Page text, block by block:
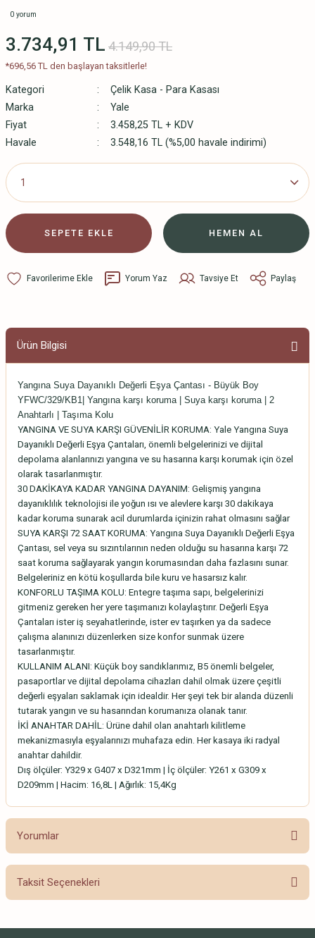
0 yorum
3.734,91 TL 4.149,90 TL
*696,56 TL den başlayan taksitlerle!
Kategori
Çelik Kasa - Para Kasası
Marka
Yale
Fiyat
3.458,25 TL + KDV
Havale
3.548,16 TL (%5,00 havale indirimi)
SEPETE EKLE HEMEN AL
Yorum Yaz Tavsiye Et Paylaş
Ürün Bilgisi
Yangına Suya Dayanıklı Değerli Eşya Çantası - Büyük Boy
YFWC/329/KB1| Yangına karşı koruma | Suya karşı koruma | 2
Anahtarlı | Taşıma Kolu
YANGINA VE SUYA KARŞI GÜVENİLİR KORUMA: Yale Yangına Suya
Dayanıklı Değerli Eşya Çantaları, önemli belgelerinizi ve dijital
depolama alanlarınızı yangına ve su hasarına karşı korumak için özel
olarak tasarlanmıştır.
30 DAKİKAYA KADAR YANGINA DAYANIM: Gelişmiş yangına
dayanıklılık teknolojisi ile yoğun ısı ve alevlere karşı 30 dakikaya
kadar koruma sunarak acil durumlarda içinizin rahat olmasını sağlar
SUYA KARŞI 72 SAAT KORUMA: Yangına Suya Dayanıklı Değerli Eşya
Çantası, sel veya su sızıntılarının neden olduğu su hasarına karşı 72
saat koruma sağlayarak yangın korumasından daha fazlasını sunar.
Belgeleriniz en kötü koşullarda bile kuru ve hasarsız kalır.
KONFORLU TAŞIMA KOLU: Entegre taşıma sapı, belgelerinizi
gitmeniz gereken her yere taşımanızı kolaylaştırır. Değerli Eşya
Çantaları ister iş seyahatlerinde, ister ev taşırken ya da sadece
çalışma alanınızı düzenlerken size konfor sunmak üzere
tasarlanmıştır.
KULLANIM ALANI: Küçük boy sandıklarımız, B5 önemli belgeler,
pasaportlar ve dijital depolama cihazları dahil olmak üzere çeşitli
değerli eşyaları saklamak için idealdir. Her şeyi tek bir alanda düzenli
tutarak yangın ve su hasarından korumanıza olanak tanır.
İKİ ANAHTAR DAHİL: Ürüne dahil olan anahtarlı kilitleme
mekanizmasıyla eşyalarınızı muhafaza edin. Her kasaya iki radyal
anahtar dahildir.
Dış ölçüler: Y329 x G407 x D321mm | İç ölçüler: Y261 x G309 x
D209mm | Hacim: 16,8L | Ağırlık: 15,4Kg
Yorumlar
Bu ürüne ilk yorumu siz yapın!
Taksit Seçenekleri